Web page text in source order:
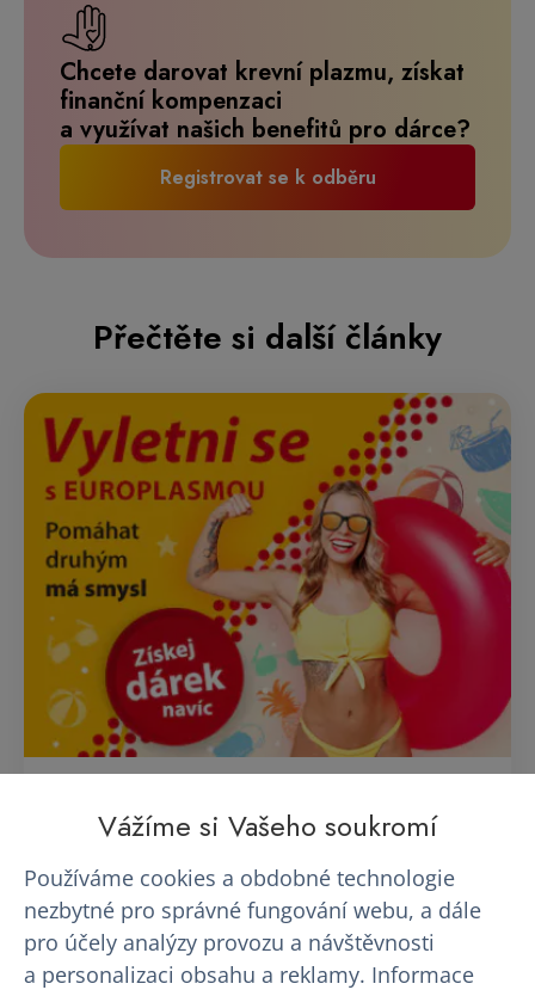
Chcete darovat krevní plazmu, získat
finanční kompenzaci
a využívat našich benefitů pro dárce?
Registrovat se k odběru
Přečtěte si další články
AKCE - Vyletni se s EUROPLASMOU
Vyrazte za svými letními zážitky s dobrým pocitem
a navíc i novými slunečními brýlemi!
17. 07. 2026
Vážíme si Vašeho soukromí
Používáme cookies a obdobné technologie
nezbytné pro správné fungování webu, a dále
pro účely analýzy provozu a návštěvnosti
a personalizaci obsahu a reklamy. Informace